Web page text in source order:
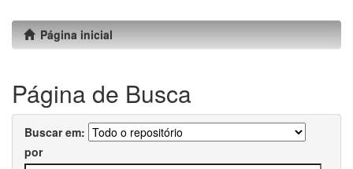
Página inicial
Página de Busca
Buscar em:
por